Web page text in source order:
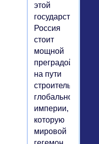
этой
Россия
стоит
мощной
преградой
на пути
строительства
глобальной
империи,
которую
мировой